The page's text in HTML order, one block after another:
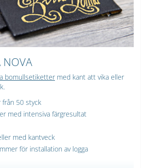
NOVA
bomullsetikettermed kant att vika eller
från 50 styck
med intensiva färgresultat
med kantveck
för installation av logga